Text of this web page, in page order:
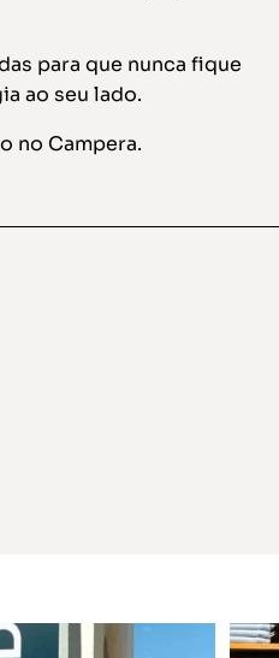
para que nunca fique
ao seu lado.
no Campera.